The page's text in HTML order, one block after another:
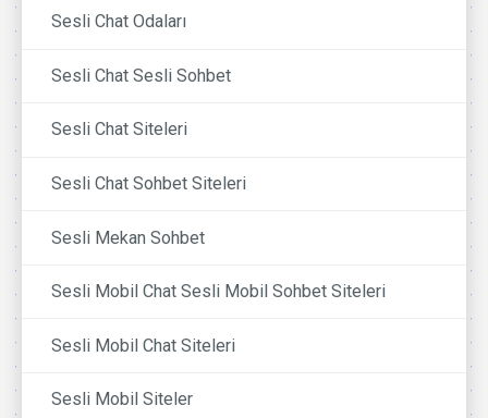
Sesli Chat Odaları
Sesli Chat Sesli Sohbet
Sesli Chat Siteleri
Sesli Chat Sohbet Siteleri
Sesli Mekan Sohbet
Sesli Mobil Chat Sesli Mobil Sohbet Siteleri
Sesli Mobil Chat Siteleri
Sesli Mobil Siteler